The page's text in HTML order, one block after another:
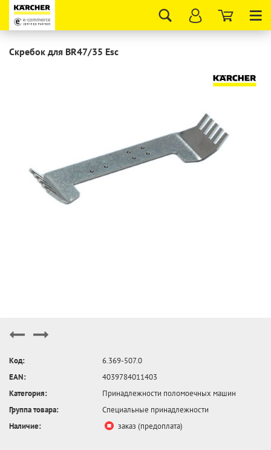
Скребок для BR47/35 Esc
Код:
6.369-507.0
EAN:
4039784011403
Категория:
Принадлежности поломоечных машин
Группа товара:
Специальные принадлежности
Наличие:
заказ (предоплата)